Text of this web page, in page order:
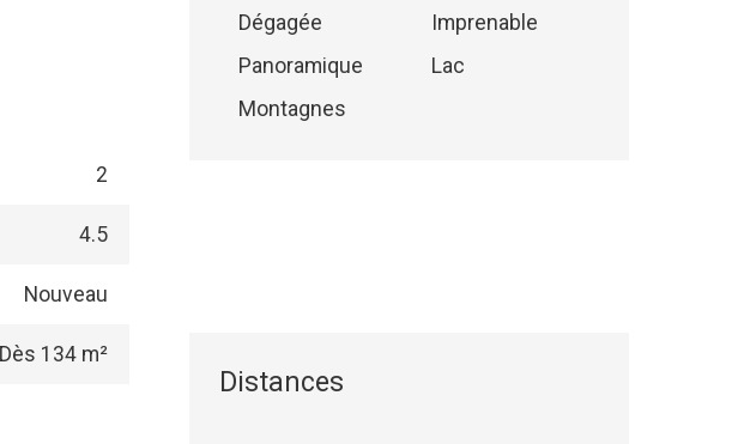
2
4.5
Nouveau
Dès 134 m²
Dégagée
Imprenable
Panoramique
Lac
Montagnes
Distances